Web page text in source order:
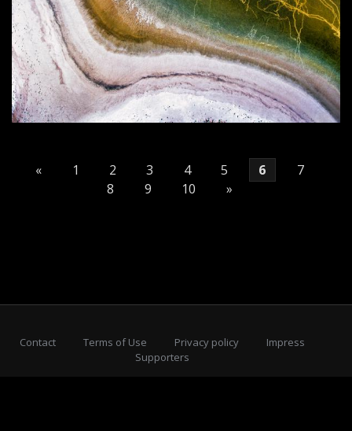
« 1 2 3 4 5 6
7
8
9 10 »
Contact Terms of Use Privacy policy
Impress
Supporters